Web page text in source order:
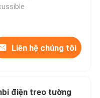
Liên hệ chúng tôi
điện treo tường